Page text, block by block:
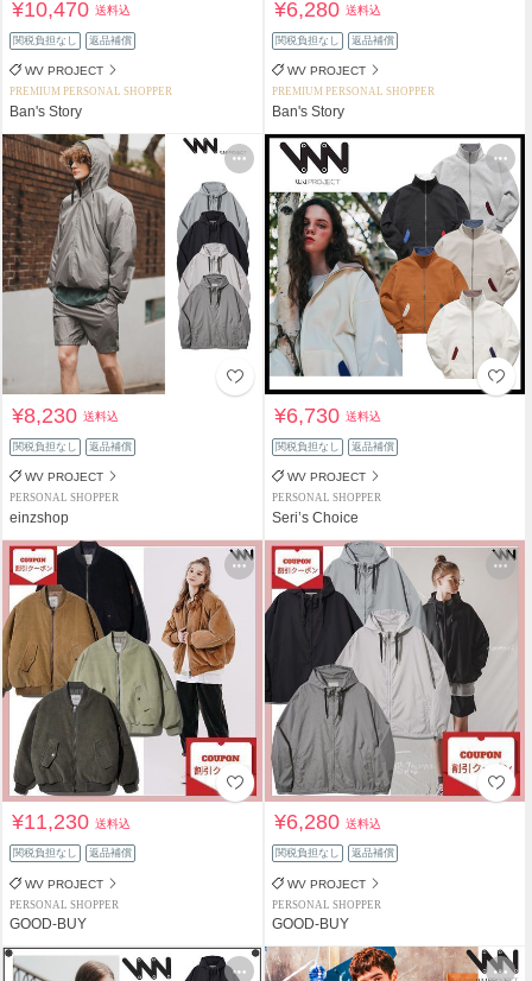
¥10,470送料込
関税負担なし 返品補償
WV PROJECT
PREMIUM PERSONAL SHOPPER
Ban's Story
¥6,280送料込
関税負担なし 返品補償
WV PROJECT
PREMIUM PERSONAL SHOPPER
Ban's Story
¥8,230送料込
関税負担なし 返品補償
WV PROJECT
PERSONAL SHOPPER
einzshop
¥6,730送料込
関税負担なし 返品補償
WV PROJECT
PERSONAL SHOPPER
Seri’s Choice
¥11,230送料込
関税負担なし 返品補償
WV PROJECT
PERSONAL SHOPPER
GOOD-BUY
¥6,280送料込
関税負担なし 返品補償
WV PROJECT
PERSONAL SHOPPER
GOOD-BUY